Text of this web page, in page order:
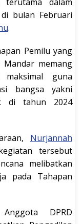
bulan Februari
.
Pemilu yang
memang
guna
bangsa yakni
di tahun 2024
Nurjannah
tersebut
melibatkan
pada Tahapan
DPRD